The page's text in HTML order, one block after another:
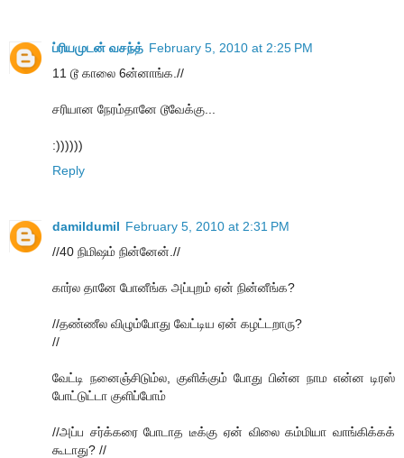
ப்ரியமுடன் வசந்த் February 5, 2010 at 2:25 PM
11 டூ காலை 6ன்னாங்க.//
சரியான நேரம்தானே டூவேக்கு...
:))))))
Reply
damildumil February 5, 2010 at 2:31 PM
//40 நிமிஷம் நின்னேன்.//
கார்ல தானே போனீங்க அப்புறம் ஏன் நின்னீங்க?
//தண்ணீல விழும்போது வேட்டிய ஏன் கழட்டறாரு?
//
வேட்டி நனைஞ்சிடும்ல, குளிக்கும் போது பின்ன நாம என்ன டிரஸ்
போட்டுட்டா குளிப்போம்
//அப்ப சர்க்கரை போடாத டீக்கு ஏன் விலை கம்மியா வாங்கிக்கக்
கூடாது? //